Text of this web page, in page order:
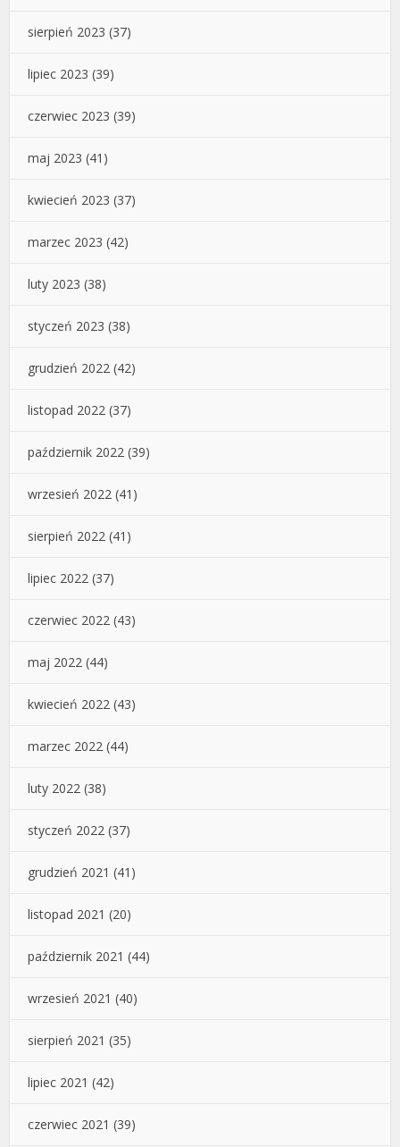
sierpień 2023 (37)
lipiec 2023 (39)
czerwiec 2023 (39)
maj 2023 (41)
kwiecień 2023 (37)
marzec 2023 (42)
luty 2023 (38)
styczeń 2023 (38)
grudzień 2022 (42)
listopad 2022 (37)
październik 2022 (39)
wrzesień 2022 (41)
sierpień 2022 (41)
lipiec 2022 (37)
czerwiec 2022 (43)
maj 2022 (44)
kwiecień 2022 (43)
marzec 2022 (44)
luty 2022 (38)
styczeń 2022 (37)
grudzień 2021 (41)
listopad 2021 (20)
październik 2021 (44)
wrzesień 2021 (40)
sierpień 2021 (35)
lipiec 2021 (42)
czerwiec 2021 (39)